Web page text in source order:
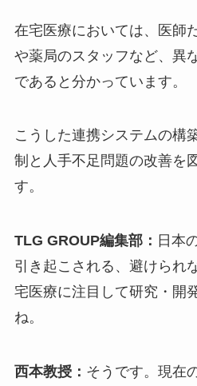
在宅医療においては、医師
や薬局のスタッフなど、異
であると分かっています。
こうした連携システムの構
制と人手不足問題の改善を
す。
TLG GROUP編集部： 日本
引き起こされる、避けられ
宅医療に注目して研究・開
ね。
西本教授： そうです。現在